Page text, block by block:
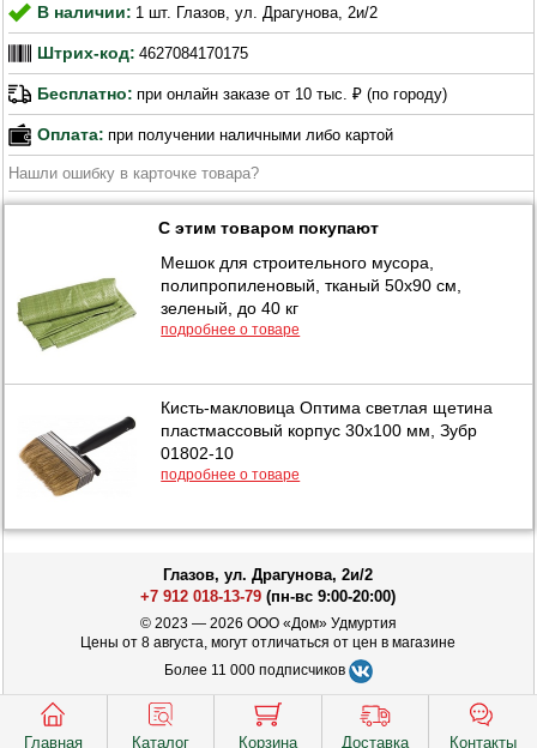
Главная Каталог Корзина Доставка Контакты
В наличии: 1 шт. Глазов, ул. Драгунова, 2и/2
Штрих-код: 4627084170175
Бесплатно: при онлайн заказе от 10 тыс. ₽ (по городу)
Оплата: при получении наличными либо картой
Нашли ошибку в карточке товара?
С этим товаром покупают
Мешок для строительного мусора,
полипропиленовый, тканый 50х90 см,
зеленый, до 40 кг
подробнее о товаре
Кисть-макловица Оптима светлая щетина
пластмассовый корпус 30х100 мм, Зубр
01802-10
подробнее о товаре
Глазов, ул. Драгунова, 2и/2
+7 912 018-13-79 (пн-вс 9:00-20:00)
© 2023 — 2026 ООО «Дом» Удмуртия
Цены от 8 августа, могут отличаться от цен в магазине
Более 11 000 подписчиков